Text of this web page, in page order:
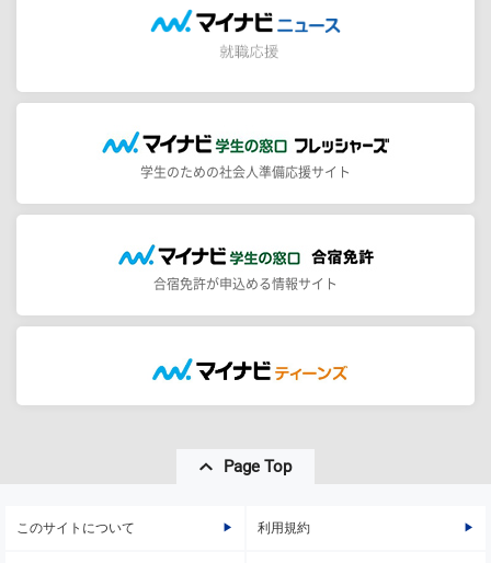
学生のための社会人準備応援サイト
合宿免許が申込める情報サイト
Page Top
このサイトについて 利用規約